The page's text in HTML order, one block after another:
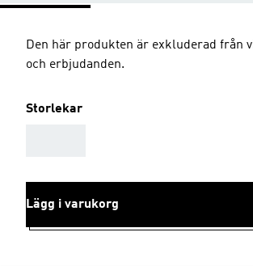
Den här produkten är exkluderad från
och erbjudanden.
Storlekar
Lägg i varukorg